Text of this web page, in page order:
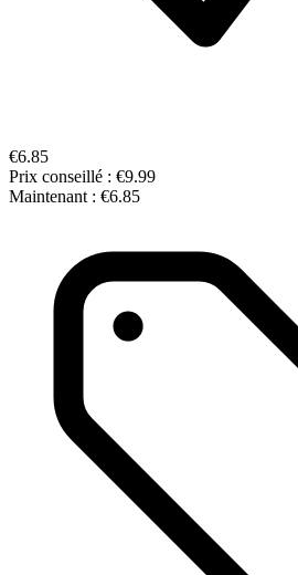
€6.85
Prix conseillé : €9.99
Maintenant : €6.85